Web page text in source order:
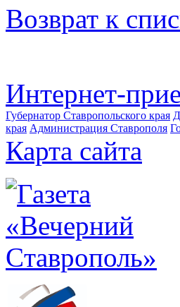
Возврат к
Интернет-
Губернатор Ставропольского края
края Администрация Ставрополя
Карта сайта